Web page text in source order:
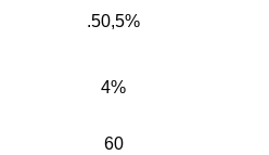
.50,5%
4%
60